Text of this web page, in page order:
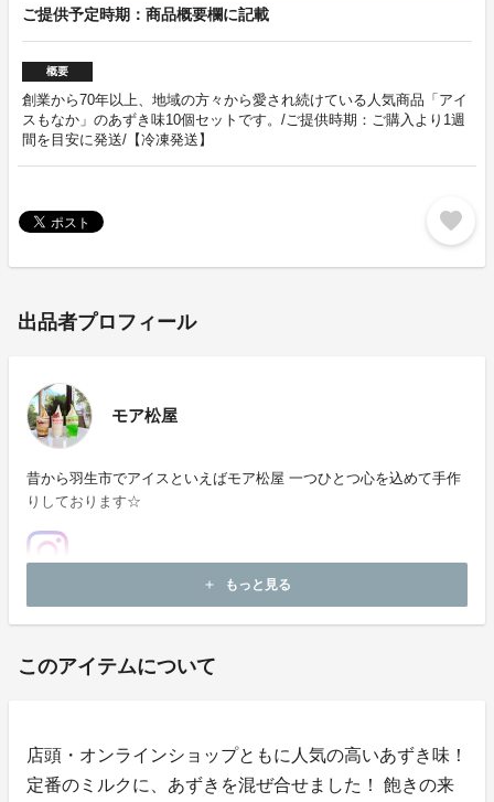
ご提供予定時期：商品概要欄に記載
概要
創業から70年以上、地域の方々から愛され続けている人気商品「アイ
スもなか」のあずき味10個セットです。/ご提供時期：ご購入より1週
間を目安に発送/【冷凍発送】
favorite
出品者プロフィール
モア松屋
昔から羽生市でアイスといえばモア松屋 一つひとつ心を込めて手作
りしております☆
add もっと見る
このアイテムについて
店頭・オンラインショップともに人気の高いあずき味！
定番のミルクに、あずきを混ぜ合せました！ 飽きの来